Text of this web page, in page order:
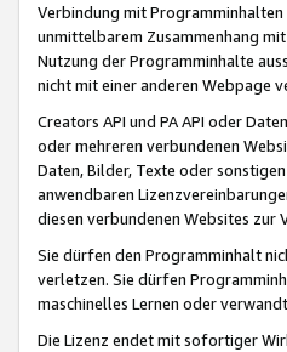
Verbindung mit Programminhalten
unmittelbarem Zusammenhang
Nutzung der Programminhalte
nicht mit einer anderen Webpage
Creators API und PA API oder
oder mehreren verbundenen
Daten, Bilder, Texte oder
anwendbaren
diesen verbundenen Websites
Sie dürfen den Programminhalt
verletzen. Sie dürfen
maschinelles Lernen oder
Die Lizenz endet mit sofortiger